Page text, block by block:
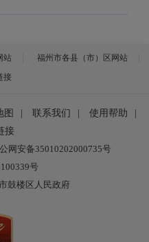
站
福州市各县（市）区网站
接
图 联系我们 使用帮助
接
网安备35010202000735号
号
鼓楼区人民政府